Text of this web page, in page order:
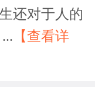
还对于人的
【查看详